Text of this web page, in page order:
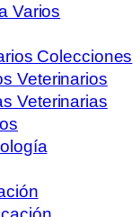
Varios
Colecciones
Veterinarios
Veterinarias